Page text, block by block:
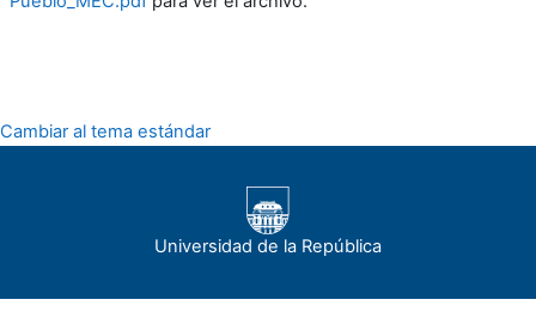
Cambiar al tema estándar
Universidad de la República